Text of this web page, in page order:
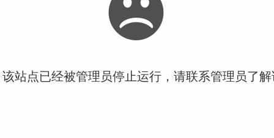
站点已经被管理员停止运行，请联系管理员了